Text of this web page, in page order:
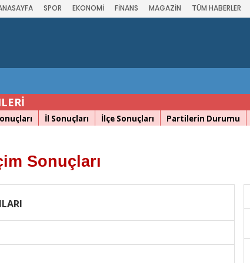
SPOR EKONOMİ FİNANS MAGAZİN TÜM HABERLER
İl Sonuçları İlçe Sonuçları Partilerin Durumu
Sonuçları